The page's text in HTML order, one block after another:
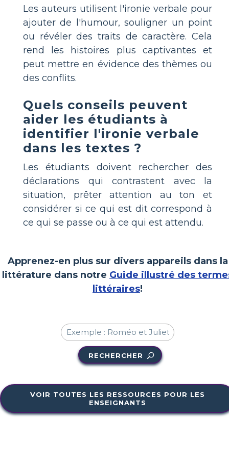
Les auteurs utilisent l'ironie verbale pour
ajouter de l'humour, souligner un point
ou révéler des traits de caractère. Cela
rend les histoires plus captivantes et
peut mettre en évidence des thèmes ou
des conflits.
Quels conseils peuvent
aider les étudiants à
identifier l'ironie verbale
dans les textes ?
Les étudiants doivent rechercher des
déclarations qui contrastent avec la
situation, prêter attention au ton et
considérer si ce qui est dit correspond à
ce qui se passe ou à ce qui est attendu.
Apprenez-en plus sur divers appareils dans la
littérature dans notre Guide illustré des
littéraires!
RECHERCHER
VOIR TOUTES LES RESSOURCES POUR LES
ENSEIGNANTS